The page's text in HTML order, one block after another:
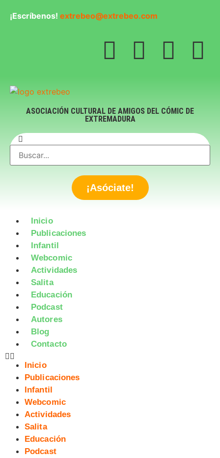
¡Escríbenos! extrebeo@extrebeo.com
ASOCIACIÓN CULTURAL DE AMIGOS DEL CÓMIC DE
EXTREMADURA
¡Asóciate!
Inicio
Publicaciones
Infantil
Webcomic
Actividades
Salita
Educación
Podcast
Autores
Blog
Contacto
Inicio
Publicaciones
Infantil
Webcomic
Actividades
Salita
Educación
Podcast